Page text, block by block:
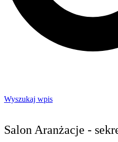
Wyszukaj wpis
Salon Aranżacje -